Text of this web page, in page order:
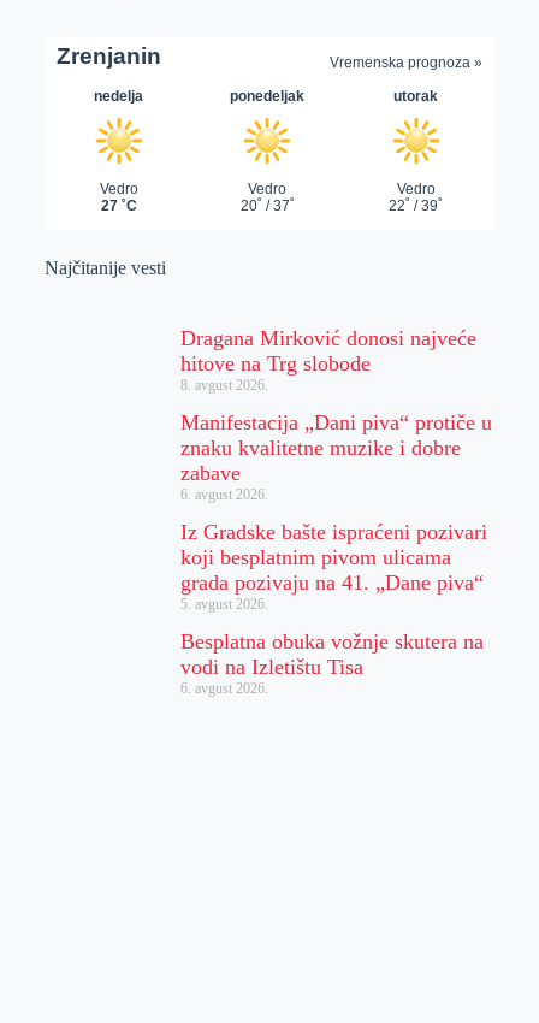
Najčitanije vesti
Dragana Mirković donosi najveće
hitove na Trg slobode
8. avgust 2026.
Manifestacija „Dani piva“ protiče u
znaku kvalitetne muzike i dobre
zabave
6. avgust 2026.
Iz Gradske bašte ispraćeni pozivari
koji besplatnim pivom ulicama
grada pozivaju na 41. „Dane piva“
5. avgust 2026.
Besplatna obuka vožnje skutera na
vodi na Izletištu Tisa
6. avgust 2026.